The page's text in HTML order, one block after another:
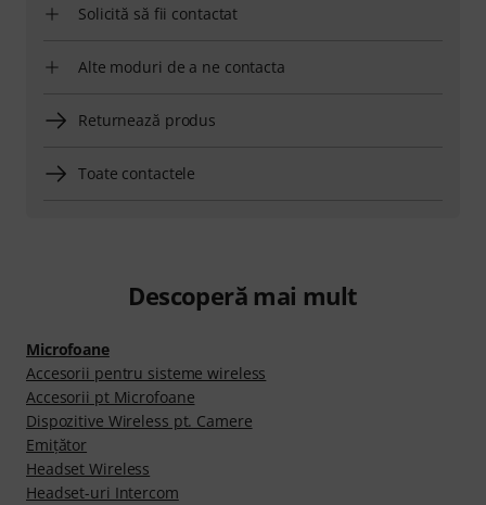
Solicită să fii contactat
Alte moduri de a ne contacta
Returnează produs
Toate contactele
Descoperă mai mult
Microfoane
Accesorii pentru sisteme wireless
Accesorii pt Microfoane
Dispozitive Wireless pt. Camere
Emițător
Headset Wireless
Headset-uri Intercom